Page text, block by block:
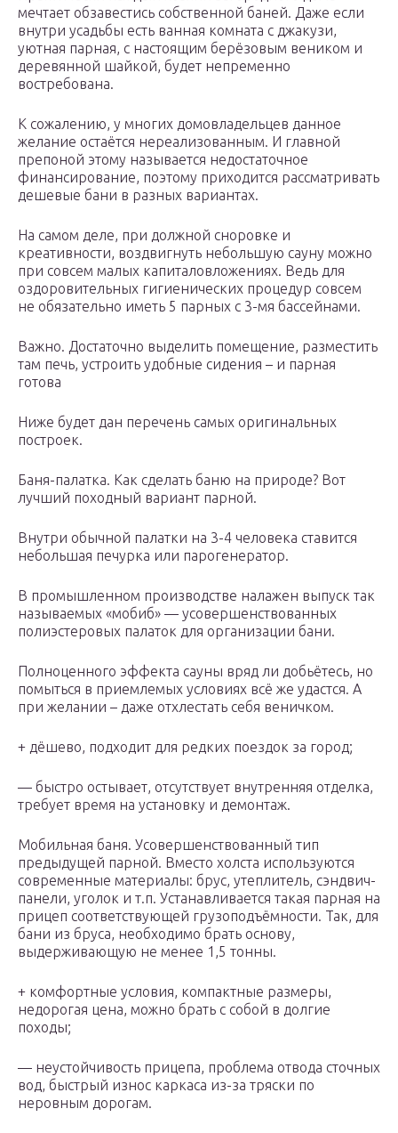
мечтает обзавестись собственной баней. Даже если
внутри усадьбы есть ванная комната с джакузи,
уютная парная, с настоящим берёзовым веником и
деревянной шайкой, будет непременно
востребована.
К сожалению, у многих домовладельцев данное
желание остаётся нереализованным. И главной
препоной этому называется недостаточное
финансирование, поэтому приходится рассматривать
дешевые бани в разных вариантах.
На самом деле, при должной сноровке и
креативности, воздвигнуть небольшую сауну можно
при совсем малых капиталовложениях. Ведь для
оздоровительных гигиенических процедур совсем
не обязательно иметь 5 парных с 3-мя бассейнами.
Важно. Достаточно выделить помещение, разместить
там печь, устроить удобные сидения – и парная
готова
Ниже будет дан перечень самых оригинальных
построек.
Баня-палатка. Как сделать баню на природе? Вот
лучший походный вариант парной.
Внутри обычной палатки на 3-4 человека ставится
небольшая печурка или парогенератор.
В промышленном производстве налажен выпуск так
называемых «мобиб» — усовершенствованных
полиэстеровых палаток для организации бани.
Полноценного эффекта сауны вряд ли добьётесь, но
помыться в приемлемых условиях всё же удастся. А
при желании – даже отхлестать себя веничком.
+ дёшево, подходит для редких поездок за город;
— быстро остывает, отсутствует внутренняя отделка,
требует время на установку и демонтаж.
Мобильная баня. Усовершенствованный тип
предыдущей парной. Вместо холста используются
современные материалы: брус, утеплитель, сэндвич-
панели, уголок и т.п. Устанавливается такая парная на
прицеп соответствующей грузоподъёмности. Так, для
бани из бруса, необходимо брать основу,
выдерживающую не менее 1,5 тонны.
+ комфортные условия, компактные размеры,
недорогая цена, можно брать с собой в долгие
походы;
— неустойчивость прицепа, проблема отвода сточных
вод, быстрый износ каркаса из-за тряски по
неровным дорогам.